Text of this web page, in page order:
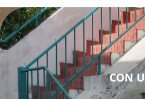
CON